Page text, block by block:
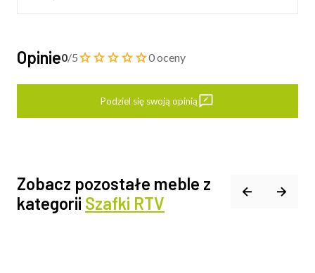
Opinie0/5 0 oceny
Podziel się swoją opinią
Zobacz pozostałe meble z
kategorii Szafki RTV